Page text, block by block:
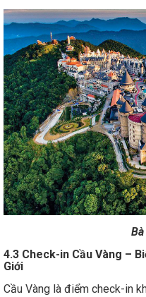
4.3 Check-in Cầu Vàng –
Giới
Cầu Vàng là điểm check-in